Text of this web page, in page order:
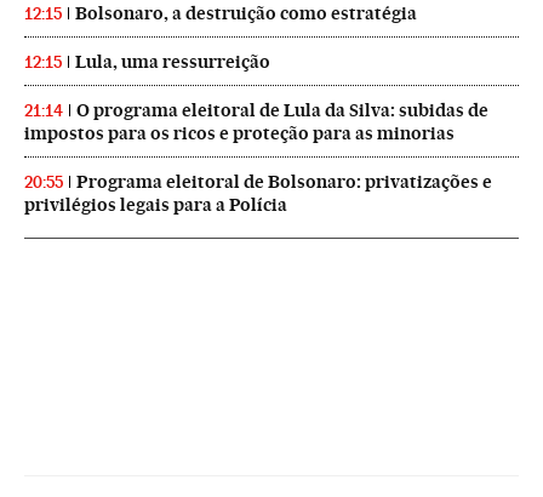
12:15 Bolsonaro, a destruição como estratégia
12:15 Lula, uma ressurreição
21:14
O programa eleitoral de Lula da Silva: subidas de
impostos para os ricos e proteção para as minorias
20:55
Programa eleitoral de Bolsonaro: privatizações e
privilégios legais para a Polícia